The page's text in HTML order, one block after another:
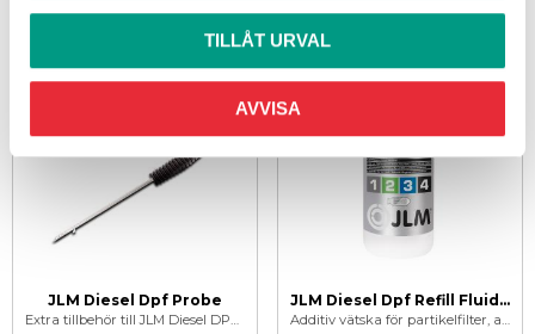
TILLÅT URVAL
AVVISA
JLM Diesel Dpf Probe
Extra tillbehör till JLM Diesel DPF Cleaning Toolkit. För direkt rengöring av insidan på partikelfilter.
JLM Diesel Dpf Refill Fluid - Eolysvätska
Additiv vätska för partikelfilter, används som ett alternativ till Eolys 176, Eolys 42 och alla andra idag kända specifikationer på additiv vätskor.